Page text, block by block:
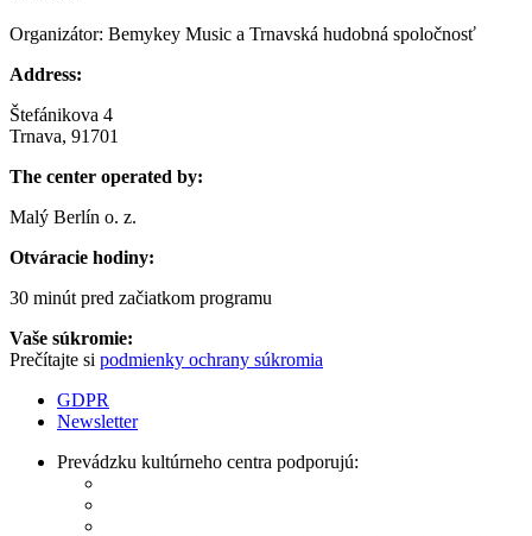
Organizátor: Bemykey Music a Trnavská hudobná spoločnosť
Address:
Štefánikova 4
Trnava, 91701
The center operated by:
Malý Berlín o. z.
Otváracie hodiny:
30 minút pred začiatkom programu
Vaše súkromie:
Prečítajte si podmienky ochrany súkromia
GDPR
Newsletter
Prevádzku kultúrneho centra podporujú: